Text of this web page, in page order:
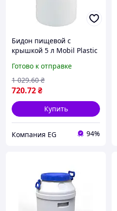
Бидон пищевой с
крышкой 5 л Mobil Plastic
Готово к отправке
720.72₴
1 029.60 ₴
Купить
Компания EG 94%